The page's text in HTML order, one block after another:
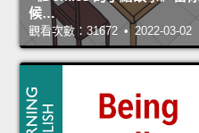
候…
觀看次數：31672 • 2022-03-02